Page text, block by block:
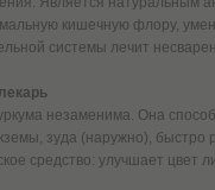
кишечную флору,
системы лечит
незаменима. Она
зуда (наружно),
средство: улучшает цвет